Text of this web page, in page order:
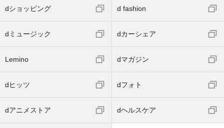
dショッピング d fashion
dミュージック dカーシェア
Lemino dマガジン
dヒッツ dフォト
dアニメストア dヘルスケア